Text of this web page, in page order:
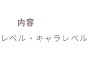
内容
ベル・キャラレベル